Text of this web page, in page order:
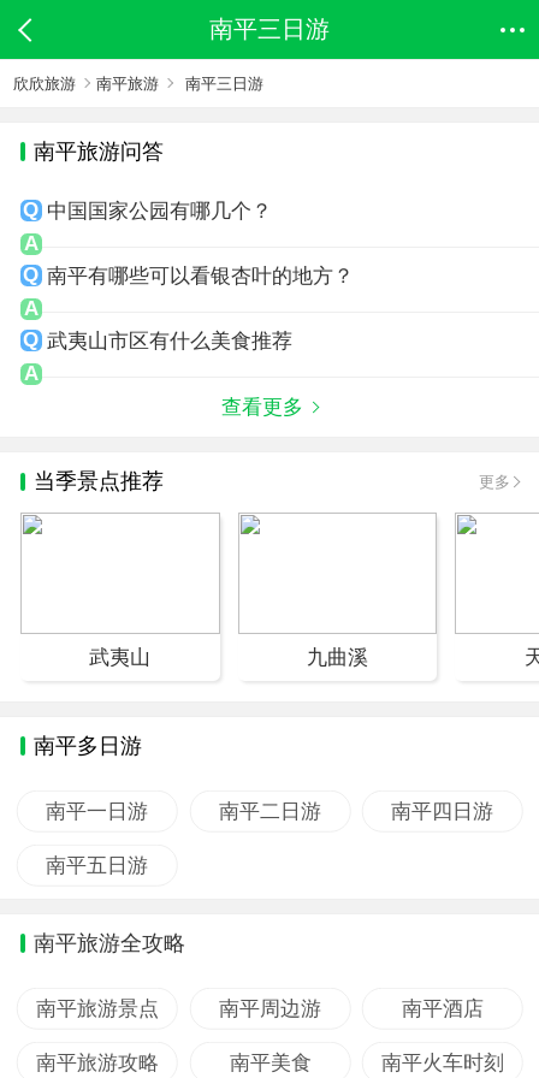
南平三日游
欣欣旅游 南平旅游 南平三日游
南平旅游问答
中国国家公园有哪几个？
南平有哪些可以看银杏叶的地方？
武夷山市区有什么美食推荐
查看更多
当季景点推荐 更多
武夷山 九曲溪
南平多日游
南平一日游 南平二日游 南平四日游
南平五日游
南平旅游全攻略
南平旅游景点 南平周边游 南平酒店
南平旅游攻略 南平美食 南平火车时刻